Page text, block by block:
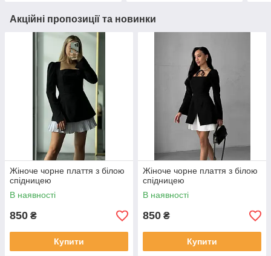
Акційні пропозиції та новинки
Жіноче чорне плаття з білою
спідницею
В наявності
850 ₴
Купити
Жіноче чорне плаття з білою
спідницею
В наявності
850 ₴
Купити